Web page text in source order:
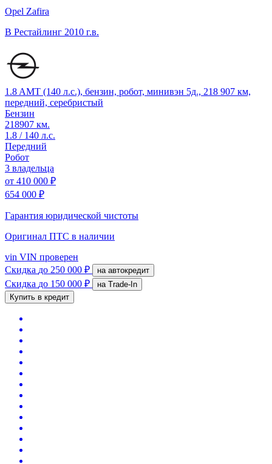
Opel Zafira
B Рестайлинг 2010 г.в.
1.8 AMT (140 л.с.), бензин, робот, минивэн 5д., 218 907 км,
передний, серебристый
Бензин
218907 км.
1.8 / 140 л.с.
Передний
Робот
3 владельца
от 410 000 ₽
654 000 ₽
Гарантия юридической чистоты
Оригинал ПТС в наличии
vin VIN проверен
Скидка до 250 000 ₽ на автокредит
Скидка до 150 000 ₽
на Trade-In
Купить в кредит